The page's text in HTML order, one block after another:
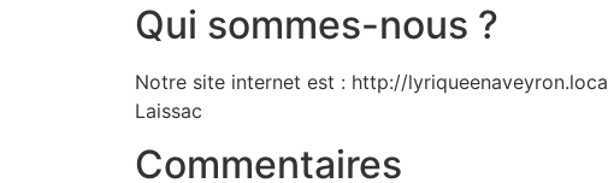
Qui sommes-nous ?
Notre site internet est : http://
Laissac
Commentaires